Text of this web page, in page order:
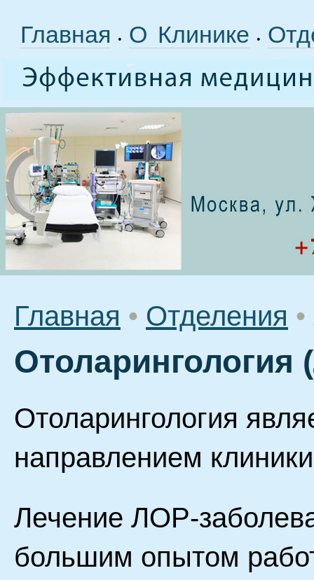
Главная • О Клинике •
Главная • Отделения •
Отоларингология
Отоларингология
направлением
Лечение ЛОР-
большим опытом